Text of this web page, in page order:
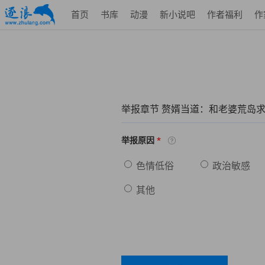
首页 书库 动漫 新小说吧 作者福利 作
举报章节 赘婿当道：和老婆荒
举报原因 *
色情低俗 政治敏感
其他